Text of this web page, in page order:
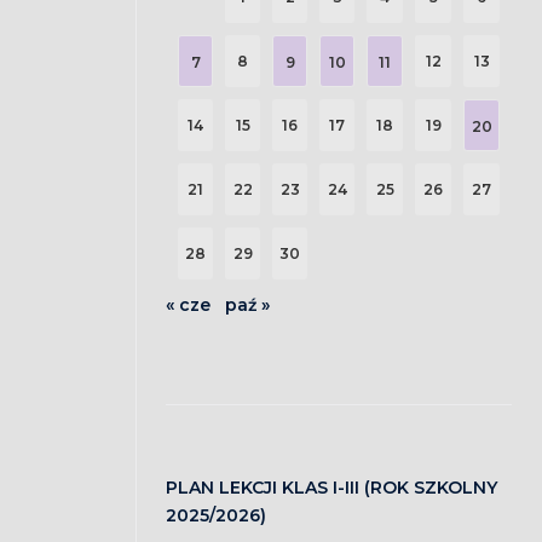
7 8 9 10 11 12 13
14 15 16 17 18 19 20
21 22 23 24 25 26 27
28 29 30
« cze paź »
PLAN LEKCJI KLAS I-III (ROK SZKOLNY
2025/2026)